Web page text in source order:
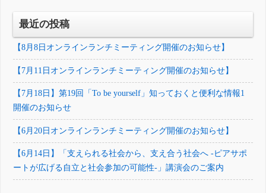
最近の投稿
【8月8日オンラインランチミーティング開催のお知らせ】
【7月11日オンラインランチミーティング開催のお知らせ】
【7月18日】第19回「To be yourself」知っておくと便利な情報1
開催のお知らせ
【6月20日オンラインランチミーティング開催のお知らせ】
【6月14日】「支えられる社会から、支え合う社会へ -ピアサポ
ートが広げる自立と社会参加の可能性-」講演会のご案内